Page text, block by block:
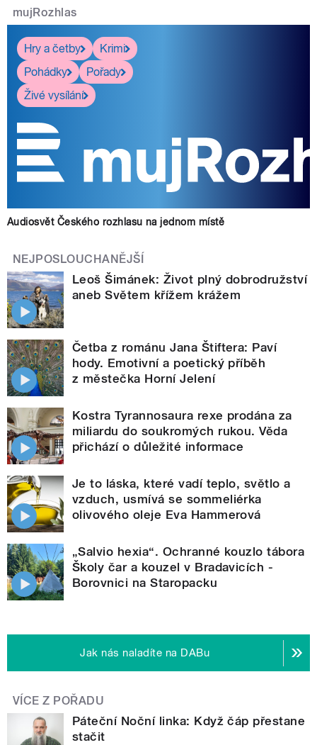
mujRozhlas
Hry a četby
Krimi
Pohádky
Pořady
Živé vysílání
Audiosvět Českého rozhlasu na jednom místě
NEJPOSLOUCHANĚJŠÍ
Leoš Šimánek: Život plný dobrodružství
aneb Světem křížem krážem
Četba z románu Jana Štiftera: Paví
hody. Emotivní a poetický příběh
z městečka Horní Jelení
Kostra Tyrannosaura rexe prodána za
miliardu do soukromých rukou. Věda
přichází o důležité informace
Je to láska, které vadí teplo, světlo a
vzduch, usmívá se sommeliérka
olivového oleje Eva Hammerová
„Salvio hexia“. Ochranné kouzlo tábora
Školy čar a kouzel v Bradavicích -
Borovnici na Staropacku
Jak nás naladíte na DABu
VÍCE Z POŘADU
Páteční Noční linka: Když čáp přestane
stačit